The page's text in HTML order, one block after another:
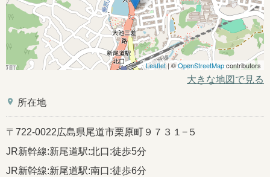
Leaflet| ©OpenStreetMapcontributors
大きな地図で見る
place 所在地
〒722-0022広島県尾道市栗原町９７３１−５
JR新幹線:新尾道駅:北口:徒歩5分
JR新幹線:新尾道駅:南口:徒歩6分